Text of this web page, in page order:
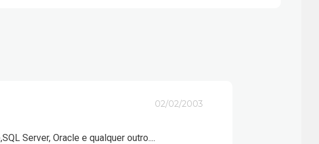
02/02/2003
Server, Oracle e qualquer outro....